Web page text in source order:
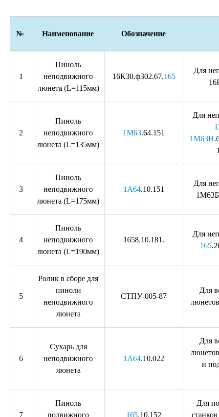
№ Наименование Обозначение
1
Пиноль
неподвижного
люнета (L=115мм)
16К30.ф302.67.165
Для
2
Пиноль
неподвижного
люнета (L=135мм)
1М63.64.151
Для
1М63Н
3
Пиноль
неподвижного
люнета (L=175мм)
1А64.10.151
Для
4
Пиноль
неподвижного
люнета (L=190мм)
1658.10.181.
Для
165
5
Ролик в сборе для
пиноли
неподвижного
люнета
СТПУ-005-87
Для
6
Сухарь для
неподвижного
люнета
1А64.10.022
Для
и
7
Пиноль
подвижного
165.10.152
Для